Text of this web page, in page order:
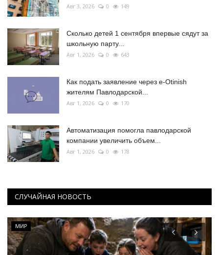
Авг 3, 2026 0 149
Сколько детей 1 сентября впервые сядут за
школьную парту...
Авг 1, 2026 0 643
Как подать заявление через e-Otinish
жителям Павлодарской...
Авг 1, 2026 0 170
Автоматизация помогла павлодарской
компании увеличить объем...
Авг 1, 2026 0 178
СЛУЧАЙНАЯ НОВОСТЬ
МИР